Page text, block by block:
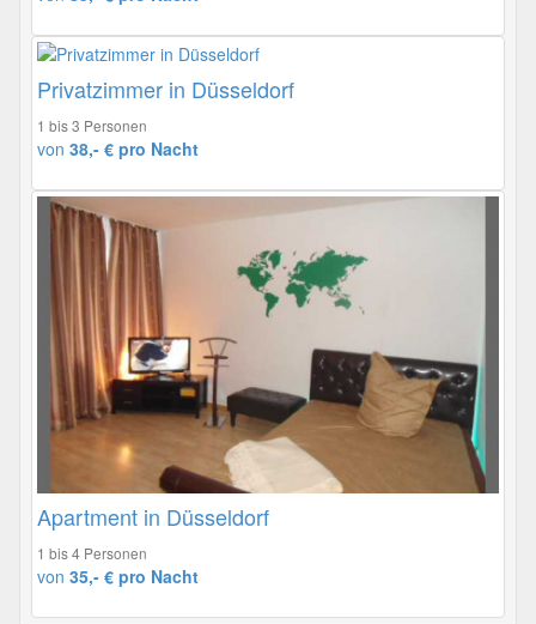
Privatzimmer in Düsseldorf
1 bis 3 Personen
von 38,- € pro Nacht
Apartment in Düsseldorf
1 bis 4 Personen
von 35,- € pro Nacht